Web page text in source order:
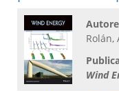
Rolán,
Wind